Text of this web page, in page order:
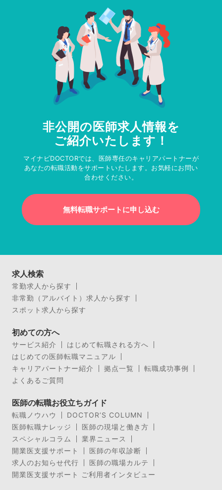
非公開の医師求人情報を
ご紹介いたします！
マイナビDOCTORでは、医師専任のキャリアパートナーが
あなたの転職活動をサポートいたします。お気軽にお問い
合わせください。
無料転職サポートに申し込む
求人検索
常勤求人から探す
非常勤（アルバイト）求人から探す
スポット求人から探す
初めての方へ
サービス紹介
はじめて転職される方へ
はじめての医師転職マニュアル
キャリアパートナー紹介
拠点一覧
転職成功事例
よくあるご質問
医師の転職お役立ちガイド
転職ノウハウ
DOCTOR’S COLUMN
医師転職ナレッジ
医師の現場と働き方
スペシャルコラム
業界ニュース
開業医支援サポート
医師の年収診断
求人のお知らせ代行
医師の職場カルテ
開業医支援サポート ご利用者インタビュー